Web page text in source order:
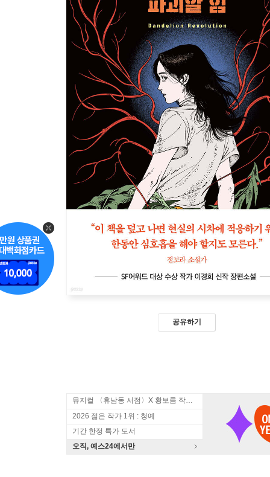
공유하기
뮤지컬 〈휴남동 서점〉X 황보름 작가 북토크
2026 젊은 작가 1위 : 청예
기간 한정 특가 도서
오직, 예스24에서만